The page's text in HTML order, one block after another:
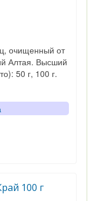
очищенный от
Алтая. Высший
50 г, 100 г.
100 г